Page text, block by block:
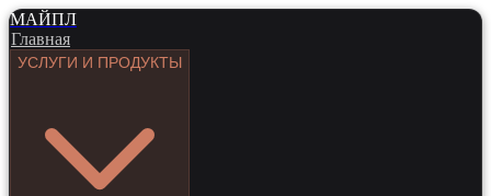
МАЙПЛ
Главная
УСЛУГИ И ПРОДУКТЫ